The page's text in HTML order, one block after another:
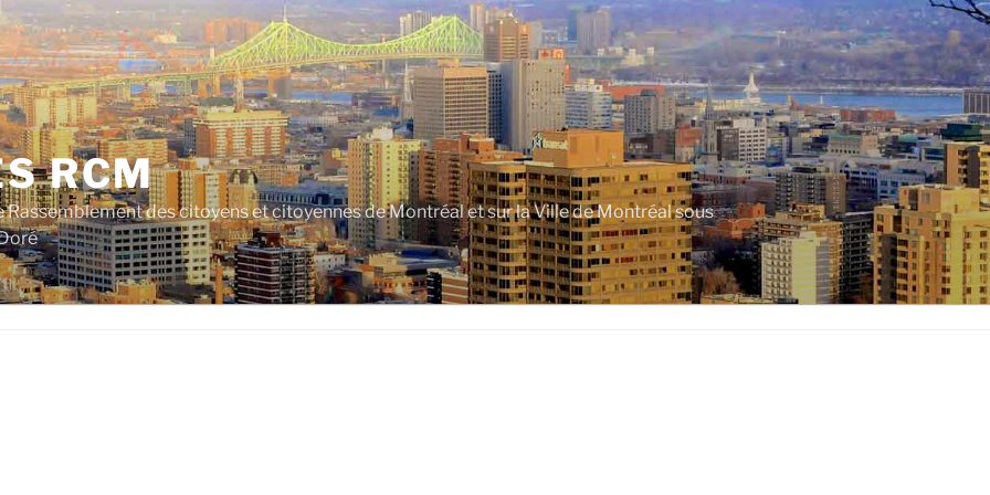
RCM
des citoyens et citoyennes de Montréal et sur la Ville de Montréal sous